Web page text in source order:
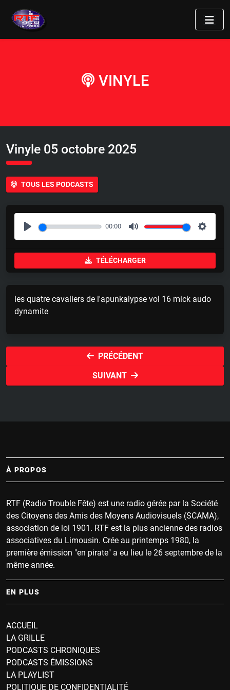
VINYLE
Vinyle 05 octobre 2025
TOUS LES PODCASTS
P
l
00:00
M
u
t
S
e
TÉLÉCHARGER
les quatre cavaliers de l'apunkalypse vol 16 mick audo
dynamite
PRÉCÉDENT
SUIVANT
À PROPOS
RTF (Radio Trouble Fête) est une radio gérée par la Société
des Citoyens des Amis des Moyens Audiovisuels (SCAMA),
association de loi 1901. RTF est la plus ancienne des radios
associatives du Limousin. Crée au printemps 1980, la
première émission "en pirate" a eu lieu le 26 septembre de la
même année.
EN PLUS
ACCUEIL
LA GRILLE
PODCASTS CHRONIQUES
PODCASTS ÉMISSIONS
LA PLAYLIST
POLITIQUE DE CONFIDENTIALITÉ